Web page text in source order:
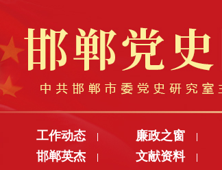
工作动态 廉政之窗
邯郸英杰 文献资料